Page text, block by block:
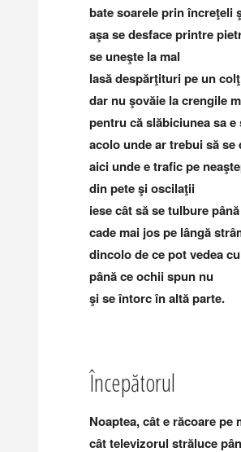
bate soarele prin încreţeli
aşa se desface printre
se uneşte la mal
lasă despărţituri pe un
dar nu şovăie la crengile
pentru că slăbiciunea sa
acolo unde ar trebui să se
aici unde e trafic pe
din pete şi oscilaţii
iese cât să se tulbure până
cade mai jos pe lângă
dincolo de ce pot vedea
până ce ochii spun nu
şi se întorc în altă parte.
Începătorul
Noaptea, cât e răcoare pe
cât televizorul străluce